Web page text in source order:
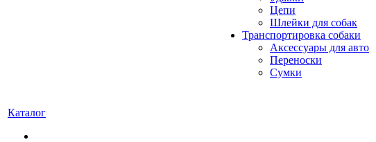
Цепи
Шлейки для собак
Транспортировка собаки
Аксессуары для авто
Переноски
Сумки
Каталог